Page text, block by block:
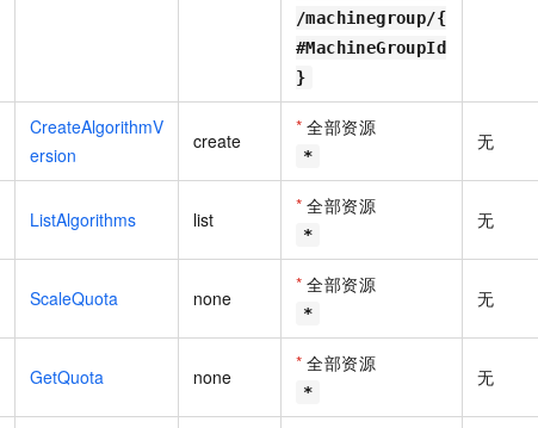
/machinegroup/{
#MachineGroupId
}
CreateAlgorithmV
ersion
create
* 全部资源
*
无
ListAlgorithms list
* 全部资源
*
无
ScaleQuota none
* 全部资源
*
无
GetQuota none
* 全部资源
*
无